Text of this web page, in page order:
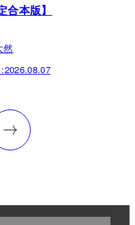
合本版】
然
2026.08.07